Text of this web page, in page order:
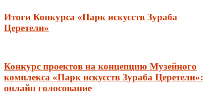
Итоги Конкурса «Парк искусств Зураба
Церетели»
Конкурс проектов на концепцию Музейного
комплекса «Парк искусств Зураба Церетели»:
онлайн голосование